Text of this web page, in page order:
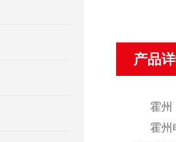
产品
霍州
霍州